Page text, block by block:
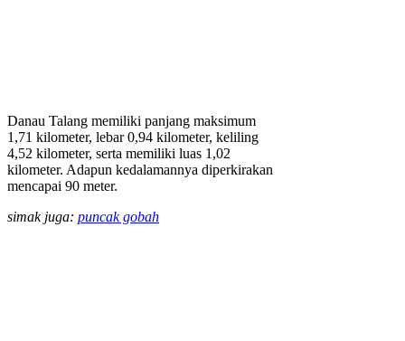
Danau Talang memiliki panjang maksimum
1,71 kilometer, lebar 0,94 kilometer, keliling
4,52 kilometer, serta memiliki luas 1,02
kilometer. Adapun kedalamannya diperkirakan
mencapai 90 meter.
simak juga: puncak gobah